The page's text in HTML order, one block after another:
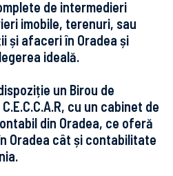
de intermedieri
imobile, terenuri, sau
și afaceri în Oradea și
ideală.
un Birou de
cu un cabinet de
din Oradea, ce oferă
Oradea cât și contabilitate